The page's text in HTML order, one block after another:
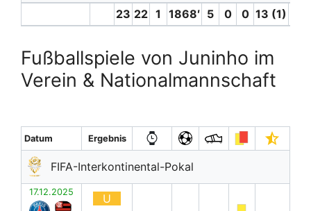
23 22 1 1868′ 5 0 0 13 (1)
Fußballspiele von Juninho im
Verein & Nationalmannschaft
Datum Ergebnis
FIFA-Interkontinental-Pokal
17.12.2025 U